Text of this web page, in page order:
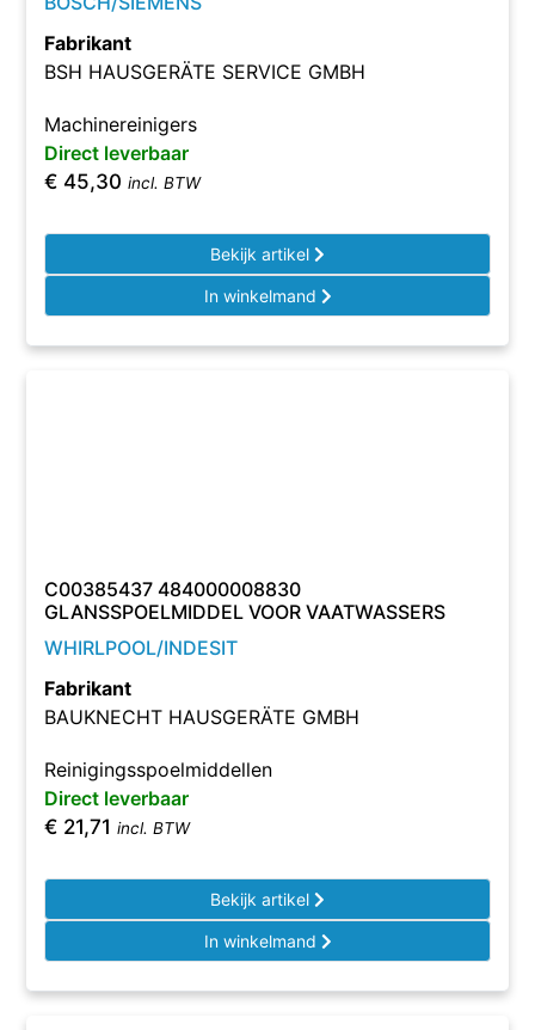
Fabrikant
BSH HAUSGERÄTE SERVICE GMBH
Machinereinigers
Direct leverbaar
€ 45,30 incl. BTW
Bekijk artikel
In winkelmand
C00385437 484000008830
GLANSSPOELMIDDEL VOOR VAATWASSERS
WHIRLPOOL/INDESIT
Fabrikant
BAUKNECHT HAUSGERÄTE GMBH
Reinigingsspoelmiddellen
Direct leverbaar
€ 21,71 incl. BTW
Bekijk artikel
In winkelmand